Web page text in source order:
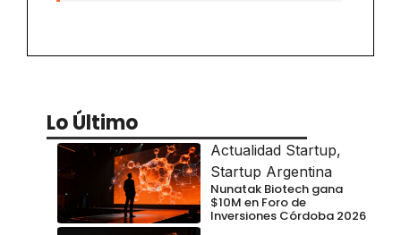
Lo Último
Actualidad Startup,
Startup Argentina
Nunatak Biotech gana
$10M en Foro de
Inversiones Córdoba 2026